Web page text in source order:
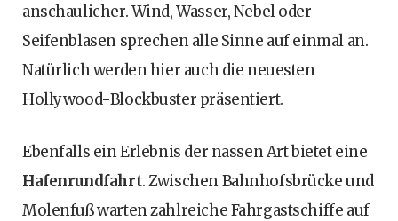
anschaulicher. Wind, Wasser, Nebel oder
Seifenblasen sprechen alle Sinne auf einmal an.
Natürlich werden hier auch die neuesten
Hollywood-Blockbuster präsentiert.
Ebenfalls ein Erlebnis der nassen Art bietet eine
Hafenrundfahrt. Zwischen Bahnhofsbrücke und
Molenfuß warten zahlreiche Fahrgastschiffe auf